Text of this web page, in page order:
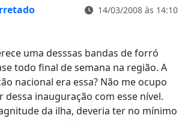
14/03/2008 às 14:10
uma desssas bandas de forró
todo final de semana na região. A
nacional era essa? Não me ocupo
dessa inauguração com esse nível.
da ilha, deveria ter no mínimo